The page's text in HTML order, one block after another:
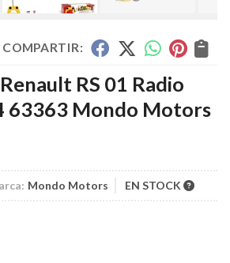
COMPARTIR:
RS 01 Radio
63363 Mondo Motors
Mondo Motors EN STOCK